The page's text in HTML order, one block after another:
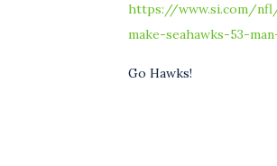
https://www.si.com/
make-seahawks-53-
Go Hawks!